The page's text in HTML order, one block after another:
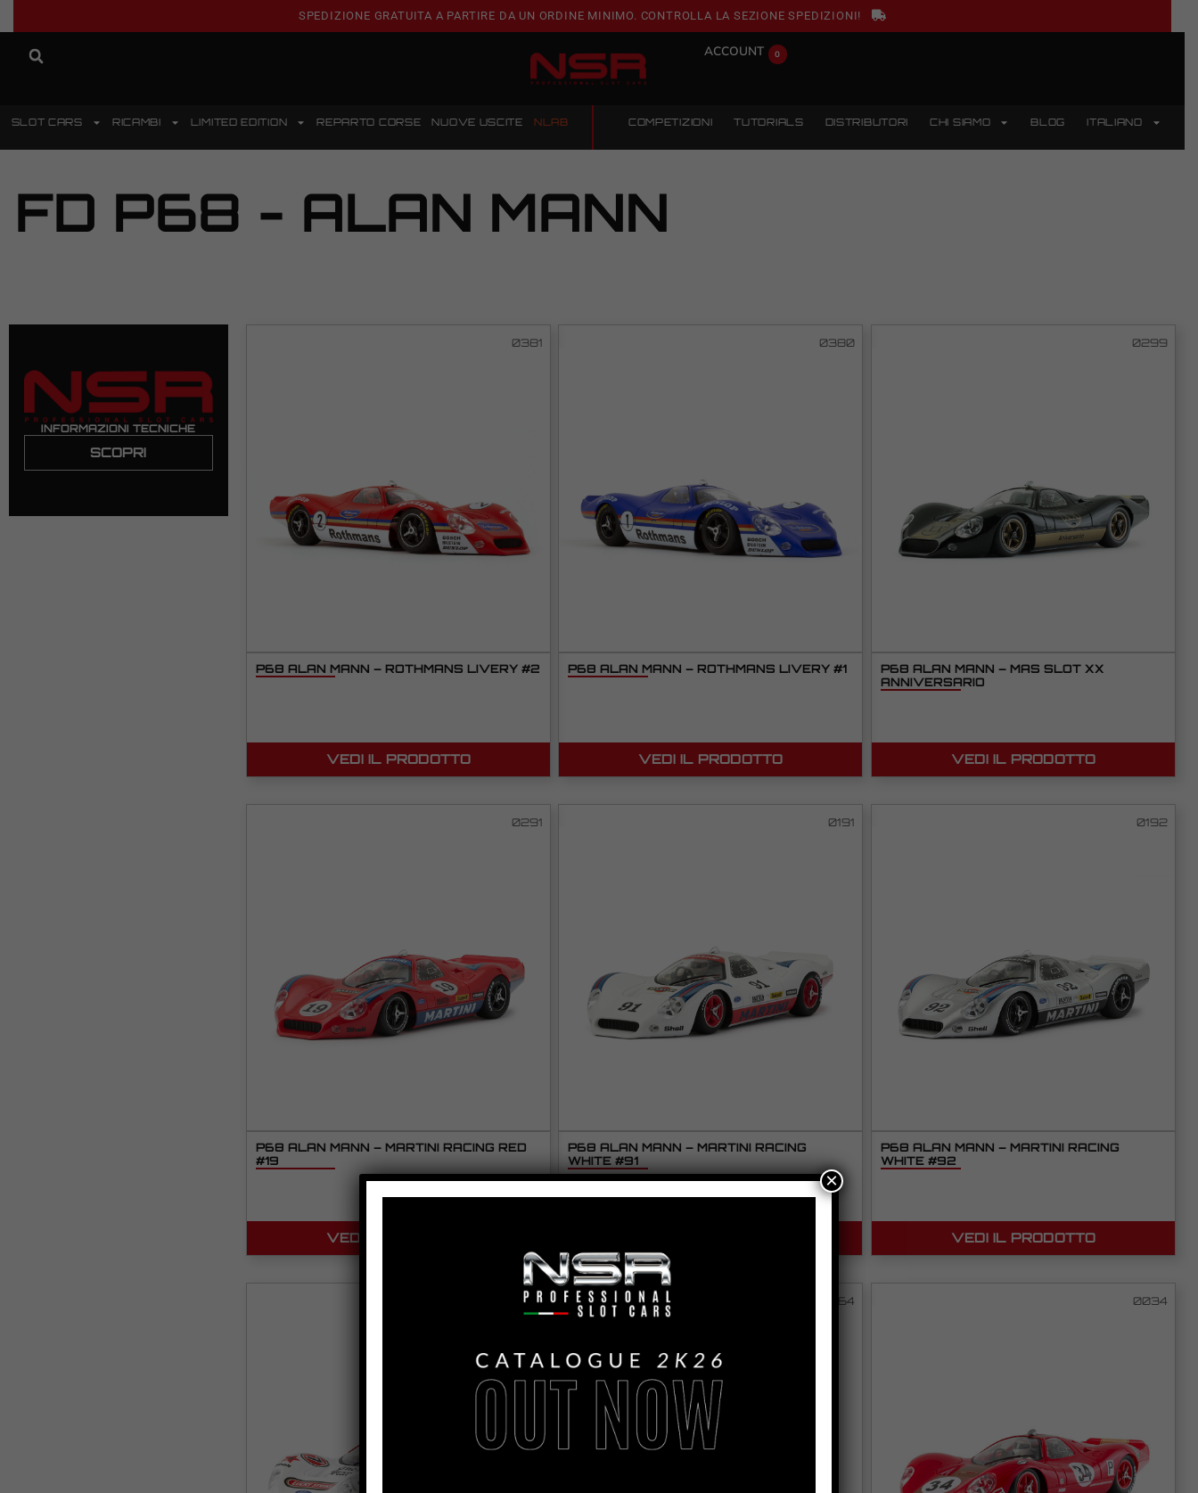
SPEDIZIONE GRATUITA A PARTIRE DA UN ORDINE MINIMO. CONTROLLA LA SEZIONE SPEDIZIONI!
ACCOUNT 0
SLOT CARS RICAMBI LIMITED EDITION REPARTO CORSE NUOVE USCITE NLAB COMPETIZIONI TUTORIALS DISTRIBUTORI CHI SIAMO BLOG ITALIANO
FD P68 - ALAN MANN
INFORMAZIONI TECNICHE
SCOPRI
0381
P68 ALAN MANN – ROTHMANS LIVERY #2
VEDI IL PRODOTTO
0380
P68 ALAN MANN – ROTHMANS LIVERY #1
VEDI IL PRODOTTO
0299
P68 ALAN MANN – MAS SLOT XX
ANNIVERSARIO
VEDI IL PRODOTTO
0291
P68 ALAN MANN – MARTINI RACING RED
#19
VEDI IL PRODOTTO
0191
P68 ALAN MANN – MARTINI RACING
WHITE #91
0192
P68 ALAN MANN – MARTINI RACING
WHITE #92
VEDI IL PRODOTTO
0109 0064 0034
×